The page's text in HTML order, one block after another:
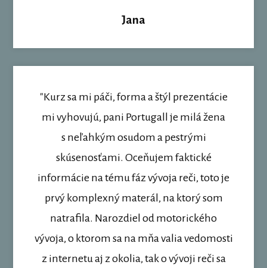
Jana
"Kurz sa mi páči, forma a štýl prezentácie
mi vyhovujú, pani Portugall je milá žena
s neľahkým osudom a pestrými
skúsenosťami. Oceňujem faktické
informácie na tému fáz vývoja reči, toto je
prvý komplexný materál, na ktorý som
natrafila. Narozdiel od motorického
vývoja, o ktorom sa na mňa valia vedomosti
z internetu aj z okolia, tak o vývoji reči sa